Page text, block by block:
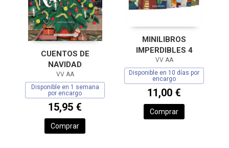
CUENTOS DE
NAVIDAD
VV AA
Disponible en 1 semana
por encargo
15,95 €
Comprar
MINILIBROS
IMPERDIBLES 4
VV AA
Disponible en 10 días por
encargo
11,00 €
Comprar